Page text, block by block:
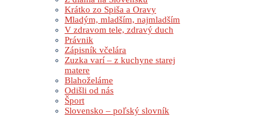
Krátko zo Spiša a Oravy
Mladým, mladším, najmladším
V zdravom tele, zdravý duch
Právnik
Zápisník včelára
Zuzka varí – z kuchyne starej
matere
Blahoželáme
Odišli od nás
Šport
Slovensko – poľský slovník